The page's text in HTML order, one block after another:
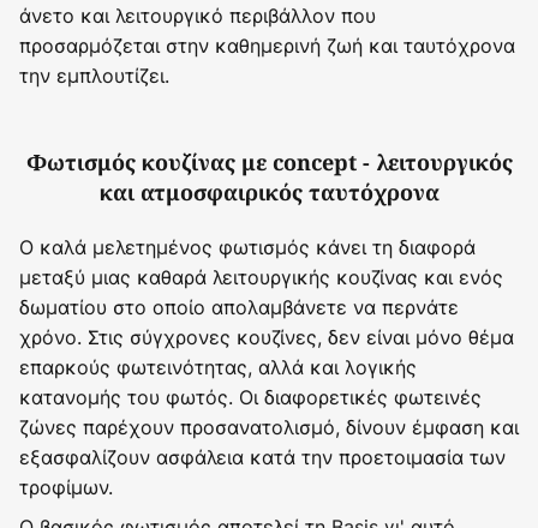
άνετο και λειτουργικό περιβάλλον που
προσαρμόζεται στην καθημερινή ζωή και ταυτόχρονα
την εμπλουτίζει.
Φωτισμός κουζίνας με concept - λειτουργικός
και ατμοσφαιρικός ταυτόχρονα
Ο καλά μελετημένος φωτισμός κάνει τη διαφορά
μεταξύ μιας καθαρά λειτουργικής κουζίνας και ενός
δωματίου στο οποίο απολαμβάνετε να περνάτε
χρόνο. Στις σύγχρονες κουζίνες, δεν είναι μόνο θέμα
επαρκούς φωτεινότητας, αλλά και λογικής
κατανομής του φωτός. Οι διαφορετικές φωτεινές
ζώνες παρέχουν προσανατολισμό, δίνουν έμφαση και
εξασφαλίζουν ασφάλεια κατά την προετοιμασία των
τροφίμων.